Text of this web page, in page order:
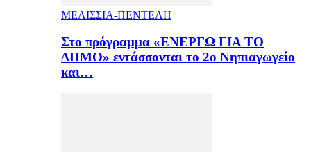
ΜΕΛΙΣΣΙΑ-ΠΕΝΤΕΛΗ
Στο πρόγραμμα «ΕΝΕΡΓΩ ΓΙΑ ΤΟ
ΔΗΜΟ» εντάσσονται το 2ο Νηπιαγωγείο
και…